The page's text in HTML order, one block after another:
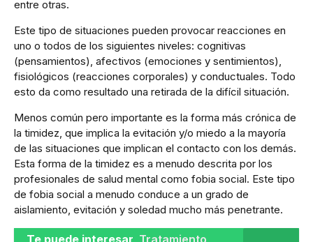
entre otras.
Este tipo de situaciones pueden provocar reacciones en
uno o todos de los siguientes niveles: cognitivas
(pensamientos), afectivos (emociones y sentimientos),
fisiológicos (reacciones corporales) y conductuales. Todo
esto da como resultado una retirada de la difícil situación.
Menos común pero importante es la forma más crónica de
la timidez, que implica la evitación y/o miedo a la mayoría
de las situaciones que implican el contacto con los demás.
Esta forma de la timidez es a menudo descrita por los
profesionales de salud mental como fobia social. Este tipo
de fobia social a menudo conduce a un grado de
aislamiento, evitación y soledad mucho más penetrante.